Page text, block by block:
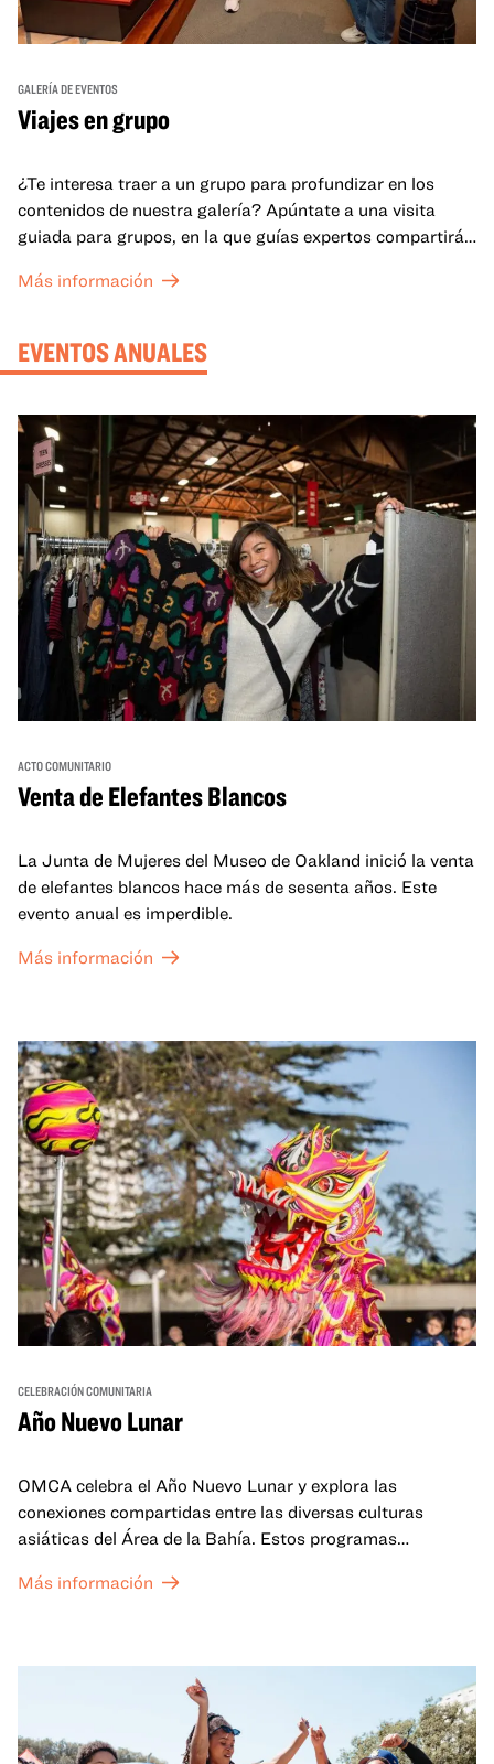
GALERÍA DE EVENTOS
Viajes en grupo
¿Te interesa traer a un grupo para profundizar en los
contenidos de nuestra galería? Apúntate a una visita
guiada para grupos, en la que guías expertos compartirán
mejor lo que se expone en las galerías del OMCA.
Más información
EVENTOS ANUALES
ACTO COMUNITARIO
Venta de Elefantes Blancos
La Junta de Mujeres del Museo de Oakland inició la venta
de elefantes blancos hace más de sesenta años. Este
evento anual es imperdible.
Más información
CELEBRACIÓN COMUNITARIA
Año Nuevo Lunar
OMCA celebra el Año Nuevo Lunar y explora las
conexiones compartidas entre las diversas culturas
asiáticas del Área de la Bahía. Estos programas
celebran y honran las tradiciones del Año Nuevo Lunar a
un espacio para que nuestras comunidades AAPI se
reúnan y se eleven mutuamente con círculos de curación
tanto presenciales como virtuales.
Más información